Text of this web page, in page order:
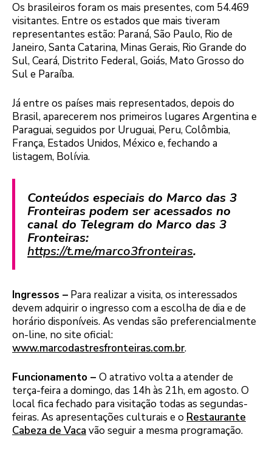
Os brasileiros foram os mais presentes, com 54.469
visitantes. Entre os estados que mais tiveram
representantes estão: Paraná, São Paulo, Rio de
Janeiro, Santa Catarina, Minas Gerais, Rio Grande do
Sul, Ceará, Distrito Federal, Goiás, Mato Grosso do
Sul e Paraíba.
Já entre os países mais representados, depois do
Brasil, aparecerem nos primeiros lugares Argentina e
Paraguai, seguidos por Uruguai, Peru, Colômbia,
França, Estados Unidos, México e, fechando a
listagem, Bolívia.
Conteúdos especiais do Marco das 3
Fronteiras podem ser acessados no
canal do Telegram do Marco das 3
Fronteiras:
https://t.me/marco3fronteiras.
Ingressos – Para realizar a visita, os interessados
devem adquirir o ingresso com a escolha de dia e de
horário disponíveis. As vendas são preferencialmente
on-line, no site oficial:
www.marcodastresfronteiras.com.br.
Funcionamento – O atrativo volta a atender de
terça-feira a domingo, das 14h às 21h, em agosto. O
local fica fechado para visitação todas as segundas-
feiras. As apresentações culturais e o Restaurante
Cabeza de Vaca vão seguir a mesma programação.